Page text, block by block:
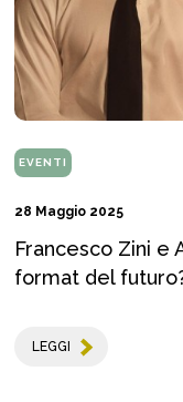
EVENTI
28 Maggio 2025
Francesco Zini e
format del
LEGGI